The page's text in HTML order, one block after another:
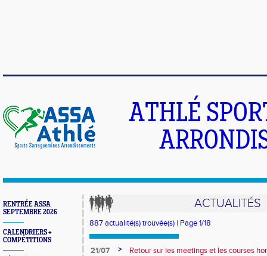
ATHLÉ
RENTRÉE ASSA
SEPTEMBRE 2026
CALENDRIERS +
COMPÉTITIONS
ACTUALITÉS
887 actualité(s) trouvée(s) | Page 1/18
21/07 >
Retour sur les meetings et les courses